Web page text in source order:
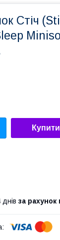
Стіч
за рахунок